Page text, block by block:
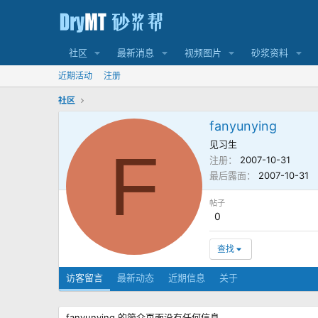
社区 最新消息 视频图片 砂浆资料
近期活动 注册
社区
F
fanyunying
见习生
注册
2007-10-31
最后露面
2007-10-31
帖子
0
查找
访客留言 最新动态 近期信息 关于